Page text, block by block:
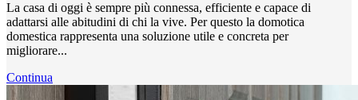
La casa di oggi è sempre più connessa, efficiente e capace di
adattarsi alle abitudini di chi la vive. Per questo la domotica
domestica rappresenta una soluzione utile e concreta per
migliorare...
Continua